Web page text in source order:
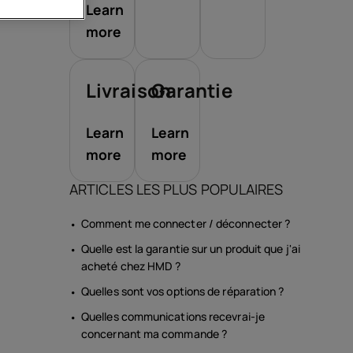
Learn
more
Livraison
Learn
more
Garantie
Learn
more
ARTICLES LES PLUS POPULAIRES
Comment me connecter / déconnecter ?
Quelle est la garantie sur un produit que j'ai
acheté chez HMD ?
Quelles sont vos options de réparation ?
Quelles communications recevrai-je
concernant ma commande ?